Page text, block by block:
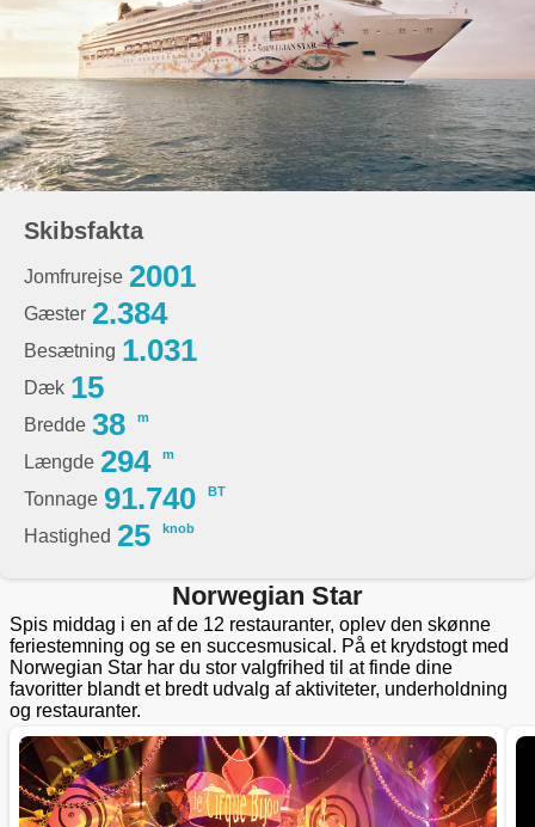
Skibsfakta
Jomfrurejse 2001
Gæster 2.384
Besætning 1.031
Dæk 15
Bredde 38 m
Længde 294 m
Tonnage 91.740 BT
Hastighed 25 knob
Norwegian Star
Spis middag i en af de 12 restauranter, oplev den skønne
feriestemning og se en succesmusical. På et krydstogt med
Norwegian Star har du stor valgfrihed til at finde dine
favoritter blandt et bredt udvalg af aktiviteter, underholdning
og restauranter.